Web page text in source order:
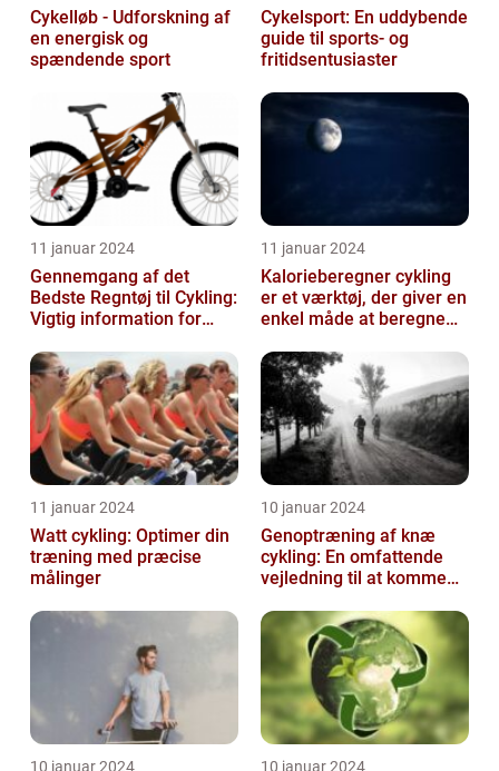
Cykelløb - Udforskning af
en energisk og
spændende sport
Cykelsport: En uddybende
guide til sports- og
fritidsentusiaster
11 januar 2024
Gennemgang af det
Bedste Regntøj til Cykling:
Vigtig information for
Fritidsentusiaster
11 januar 2024
Kalorieberegner cykling
er et værktøj, der giver en
enkel måde at beregne
mængde k...
11 januar 2024
Watt cykling: Optimer din
træning med præcise
målinger
10 januar 2024
Genoptræning af knæ
cykling: En omfattende
vejledning til at komme
10 januar 2024 10 januar 2024